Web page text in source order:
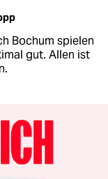
Bochum spielen
gut. Allen ist